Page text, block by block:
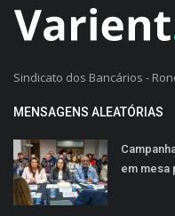
Sindicato dos Bancários -
MENSAGENS ALEATÓRIAS
em mesa